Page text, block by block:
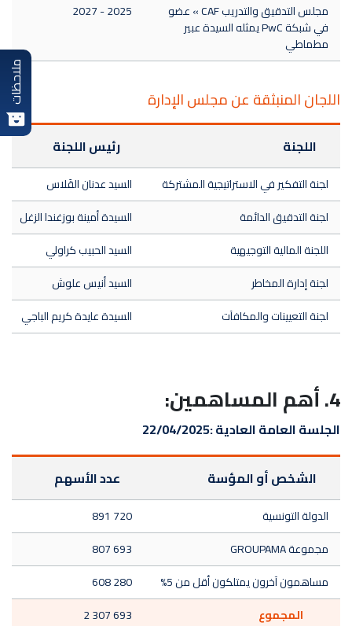
مجلس التدقيق والتدريب CAF » عضو
في شبكة PwC يمثله السيدة عبير
مطماطي
2025 - 2027
اللجان المنبثقة عن مجلس الإدارة
اللجنة رئيس اللجنة
لجنة التفكير في الاستراتيجية المشتركة
السيد عدنان القَلاس
لجنة التدقيق الدائمة
السيدة أمينة بوزغندا الزغل
اللجنة المالية التوجيهية
السيد الحبيب كراولي
لجنة إدارة المخاطر
السيد أنيس علوش
لجنة التعيينات والمكافآت
السيدة عايدة كريم الباجي
4. أهم المساهمين:
الجلسة العامة العادية :22/04/2025
الشخص أو المؤسة عدد الأسهم
الدولة التونسية
891 720
مجموعة GROUPAMA
807 693
مساهمون آخرون يمتلكون أقل من 5%
608 280
المجموع
2 307 693
ملاحظات